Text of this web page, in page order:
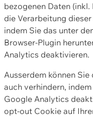
bezogenen Daten
die Verarbeitung
indem Sie das unter
Browser-Plugin
Analytics deaktivieren.
Ausserdem können
auch verhindern,
Google Analytics
opt-out Cookie auf